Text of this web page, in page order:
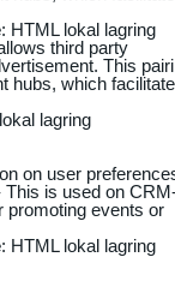
: HTML lokal lagring
third party
This
hubs, which
lagring
on user
This is used on
promoting events or
: HTML lokal lagring